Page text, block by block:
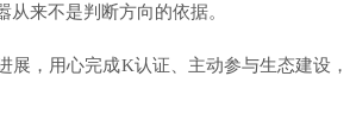
来不是判断方向的依据。
，用心完成K认证、主动参与生态建设，